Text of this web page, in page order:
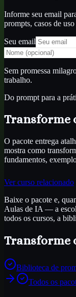
Informe seu email
prompts, casos de
Seu email
Sem promessa
trabalho.
Do prompt para a
Transforme
O pacote entrega
mostra como
fundamentos,
Ver curso relacionado
Baixe o pacote e,
Aulas de IA — a
todos os cursos, a
Transforme
Biblioteca de
Todos os